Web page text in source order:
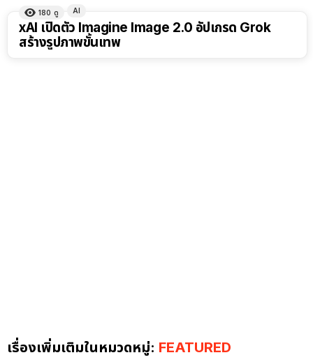
180 ดู AI
xAI เปิดตัว Imagine Image 2.0 อัปเกรด Grok
สร้างรูปภาพขั้นเทพ
เรื่องเพิ่มเติมในหมวดหมู่: FEATURED